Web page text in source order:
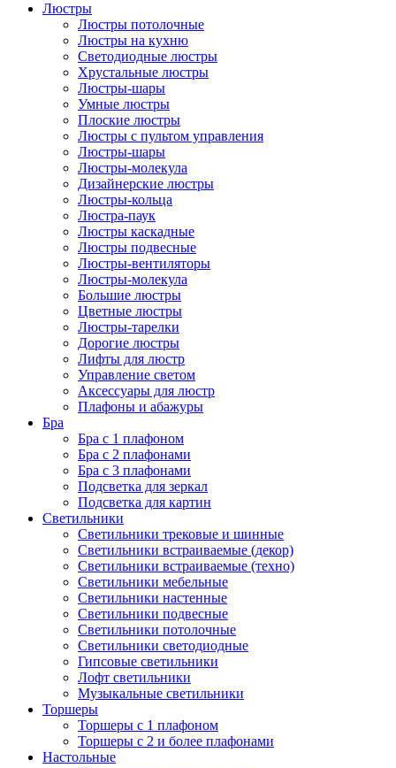
Люстры
Люстры потолочные
Люстры на кухню
Светодиодные люстры
Хрустальные люстры
Люстры-шары
Умные люстры
Плоские люстры
Люстры с пультом управления
Люстры-шары
Люстры-молекула
Дизайнерские люстры
Люстры-кольца
Люстра-паук
Люстры каскадные
Люстры подвесные
Люстры-вентиляторы
Люстры-молекула
Большие люстры
Цветные люстры
Люстры-тарелки
Дорогие люстры
Лифты для люстр
Управление светом
Аксессуары для люстр
Плафоны и абажуры
Бра
Бра с 1 плафоном
Бра с 2 плафонами
Бра с 3 плафонами
Подсветка для зеркал
Подсветка для картин
Светильники
Светильники трековые и шинные
Светильники встраиваемые (декор)
Светильники встраиваемые (техно)
Светильники мебельные
Светильники настенные
Светильники подвесные
Светильники потолочные
Светильники светодиодные
Гипсовые светильники
Лофт светильники
Музыкальные светильники
Торшеры
Торшеры с 1 плафоном
Торшеры с 2 и более плафонами
Настольные